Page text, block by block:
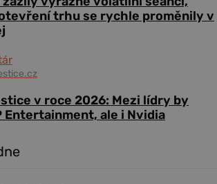
trhu se rychle proměnily v
v roce 2026: Mezi lídry by
ale i Nvidia